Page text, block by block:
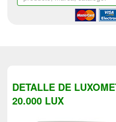
DETALLE DE
20.000 LUX